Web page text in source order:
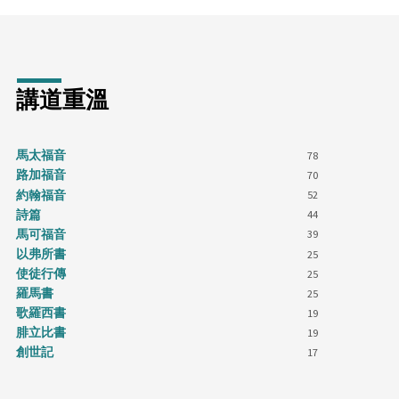
講道重溫
馬太福音 78
路加福音 70
約翰福音 52
詩篇 44
馬可福音 39
以弗所書 25
使徒行傳 25
羅馬書 25
歌羅西書 19
腓立比書 19
創世記 17